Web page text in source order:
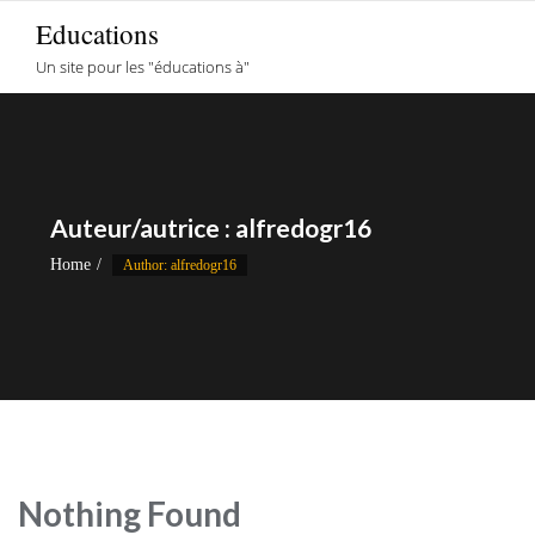
content
Educations
Un site pour les "éducations à"
Auteur/autrice : alfredogr16
Home Author: alfredogr16
Nothing Found